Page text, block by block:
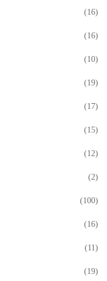
(16)
(16)
(10)
(19)
(17)
(15)
(12)
(2)
(100)
(16)
(11)
(19)